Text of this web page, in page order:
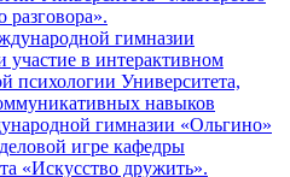
гимназии
в интерактивном
психологии Университета,
навыков